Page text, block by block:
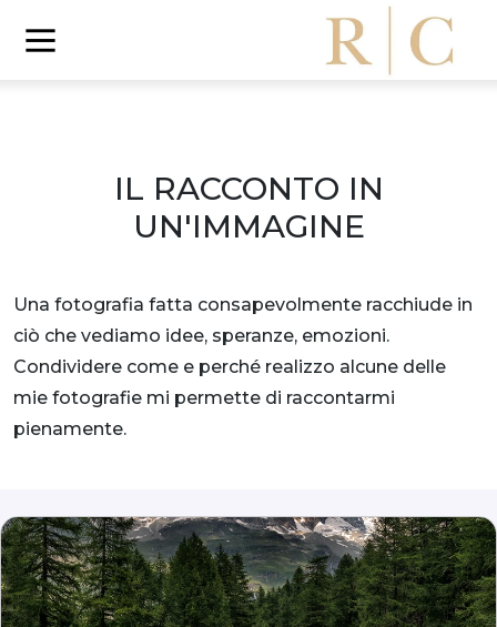
IL RACCONTO IN
UN'IMMAGINE
Una fotografia fatta consapevolmente racchiude in
ciò che vediamo idee, speranze, emozioni.
Condividere come e perché realizzo alcune delle
mie fotografie mi permette di raccontarmi
pienamente.